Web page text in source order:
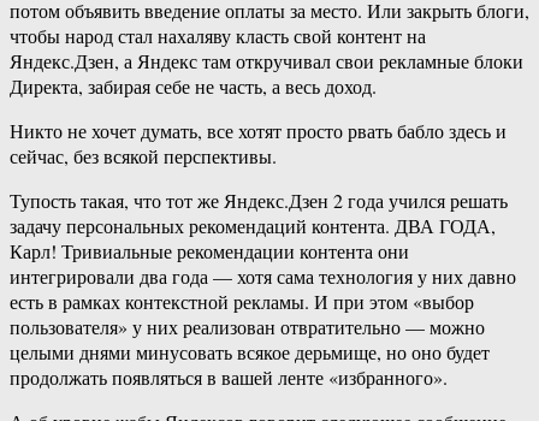
потом объявить введение оплаты за место. Или закрыть блоги,
чтобы народ стал нахаляву класть свой контент на
Яндекс.Дзен, а Яндекс там откручивал свои рекламные блоки
Директа, забирая себе не часть, а весь доход.
Никто не хочет думать, все хотят просто рвать бабло здесь и
сейчас, без всякой перспективы.
Тупость такая, что тот же Яндекс.Дзен 2 года учился решать
задачу персональных рекомендаций контента. ДВА ГОДА,
Карл! Тривиальные рекомендации контента они
интегрировали два года — хотя сама технология у них давно
есть в рамках контекстной рекламы. И при этом «выбор
пользователя» у них реализован отвратительно — можно
целыми днями минусовать всякое дерьмище, но оно будет
продолжать появляться в вашей ленте «избранного».